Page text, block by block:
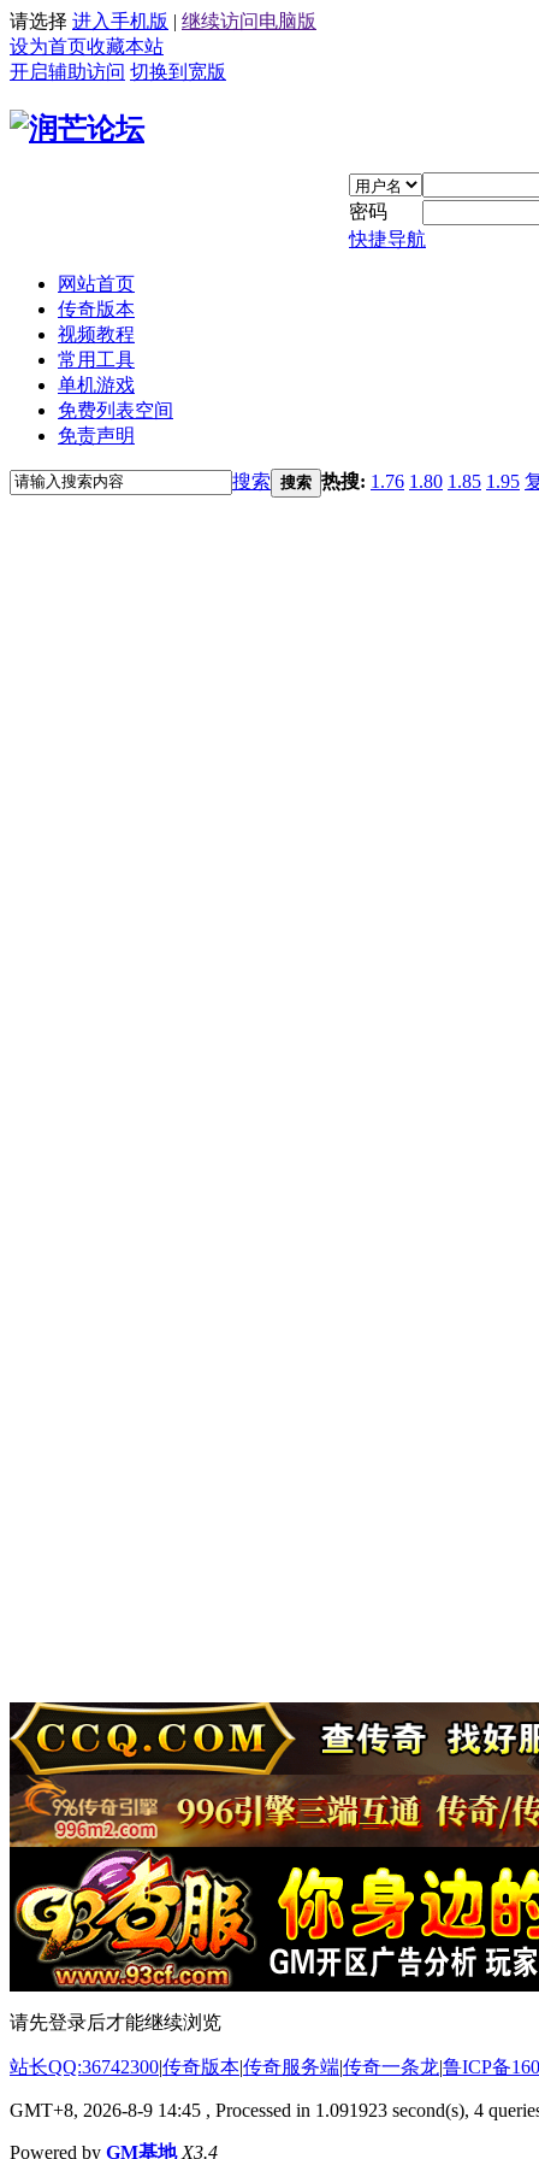
请选择 进入手机版 | 继续访问电脑版
设为首页收藏本站
开启辅助访问 切换到宽版
密码
快捷导航
网站首页
传奇版本
视频教程
常用工具
单机游戏
免费列表空间
免责声明
搜索 搜索 热搜: 1.76 1.80 1.85 1.95
请先登录后才能继续浏览
站长QQ:36742300|传奇版本|传奇服务端|传奇一条龙|鲁ICP备
GMT+8, 2026-8-9 14:45 , Processed in 1.091923 second(s), 4
Powered by GM基地 X3.4